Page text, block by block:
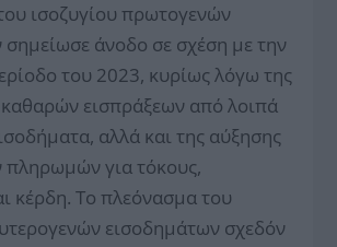
ισοζυγίου πρωτογενών
άνοδο σε σχέση με την
του 2023, κυρίως λόγω της
εισπράξεων από λοιπά
αλλά και της αύξησης
για τόκους,
κέρδη. Το πλεόνασμα του
εισοδημάτων σχεδόν